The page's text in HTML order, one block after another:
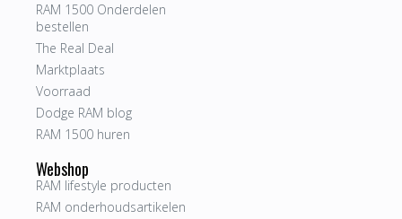
RAM 1500 Onderdelen
bestellen
The Real Deal
Marktplaats
Voorraad
Dodge RAM blog
RAM 1500 huren
Webshop
RAM lifestyle producten
RAM onderhoudsartikelen